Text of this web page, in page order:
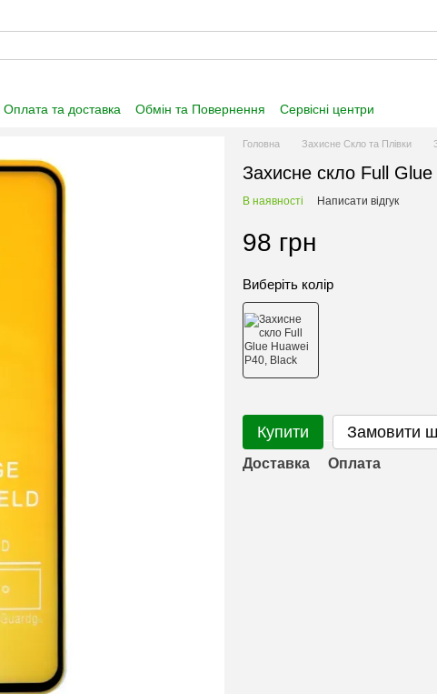
Оплата та доставка Обмін та Повернення
Сервісні центри
Головна Захисне Скло та Плівки
Захисне скло Full
В наявності Написати відгук
98 грн
Виберіть колір
Купити Замовити
Доставка Оплата